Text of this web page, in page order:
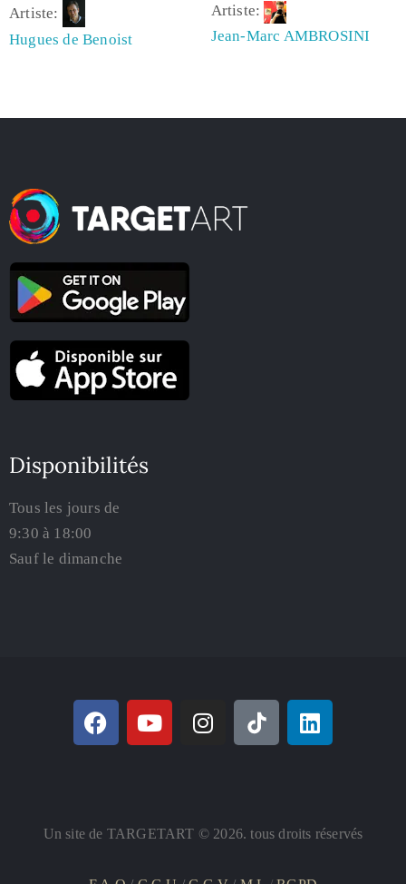
Artiste:
Hugues de Benoist
Artiste:
Jean-Marc AMBROSINI
Disponibilités
Tous les jours de
9:30 à 18:00
Sauf le dimanche
Un site de TARGETART © 2026. tous droits réservés